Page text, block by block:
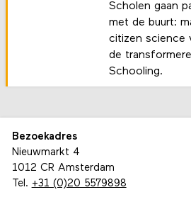
Scholen gaan
met de buurt:
citizen science
de
Schooling.
Bezoekadres
Nieuwmarkt 4
1012 CR Amsterdam
Tel. +31 (0)20 5579898